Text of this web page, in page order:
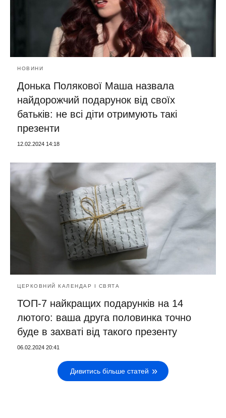
НОВИНИ
Донька Полякової Маша назвала
найдорожчий подарунок від своїх
батьків: не всі діти отримують такі
презенти
12.02.2024 14:18
ЦЕРКОВНИЙ КАЛЕНДАР І СВЯТА
ТОП-7 найкращих подарунків на 14
лютого: ваша друга половинка точно
буде в захваті від такого презенту
06.02.2024 20:41
Дивитись більше статей